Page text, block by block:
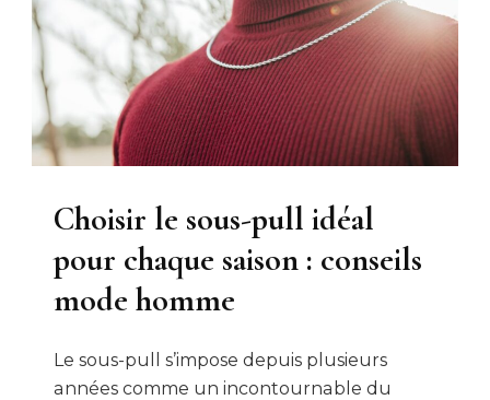
Choisir le sous-pull idéal
pour chaque saison : conseils
mode homme
Le sous-pull s’impose depuis plusieurs
années comme un incontournable du